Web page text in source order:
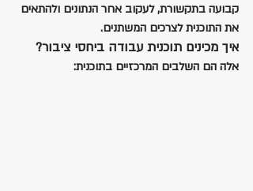
קבועה בתקשורת, לעקוב אחר הנתונים ולהתאים
את התוכנית לצרכים המשתנים.
איך מכינים תוכנית עבודה ביחסי ציבור?
אלה הם השלבים המרכזיים בתוכנית: